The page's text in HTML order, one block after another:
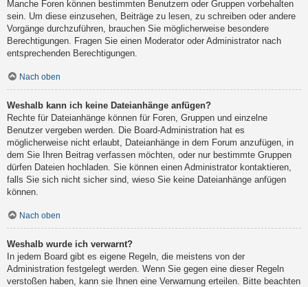
Manche Foren können bestimmten Benutzern oder Gruppen vorbehalten
sein. Um diese einzusehen, Beiträge zu lesen, zu schreiben oder andere
Vorgänge durchzuführen, brauchen Sie möglicherweise besondere
Berechtigungen. Fragen Sie einen Moderator oder Administrator nach
entsprechenden Berechtigungen.
Nach oben
Weshalb kann ich keine Dateianhänge anfügen?
Rechte für Dateianhänge können für Foren, Gruppen und einzelne
Benutzer vergeben werden. Die Board-Administration hat es
möglicherweise nicht erlaubt, Dateianhänge in dem Forum anzufügen, in
dem Sie Ihren Beitrag verfassen möchten, oder nur bestimmte Gruppen
dürfen Dateien hochladen. Sie können einen Administrator kontaktieren,
falls Sie sich nicht sicher sind, wieso Sie keine Dateianhänge anfügen
können.
Nach oben
Weshalb wurde ich verwarnt?
In jedem Board gibt es eigene Regeln, die meistens von der
Administration festgelegt werden. Wenn Sie gegen eine dieser Regeln
verstoßen haben, kann sie Ihnen eine Verwarnung erteilen. Bitte beachten